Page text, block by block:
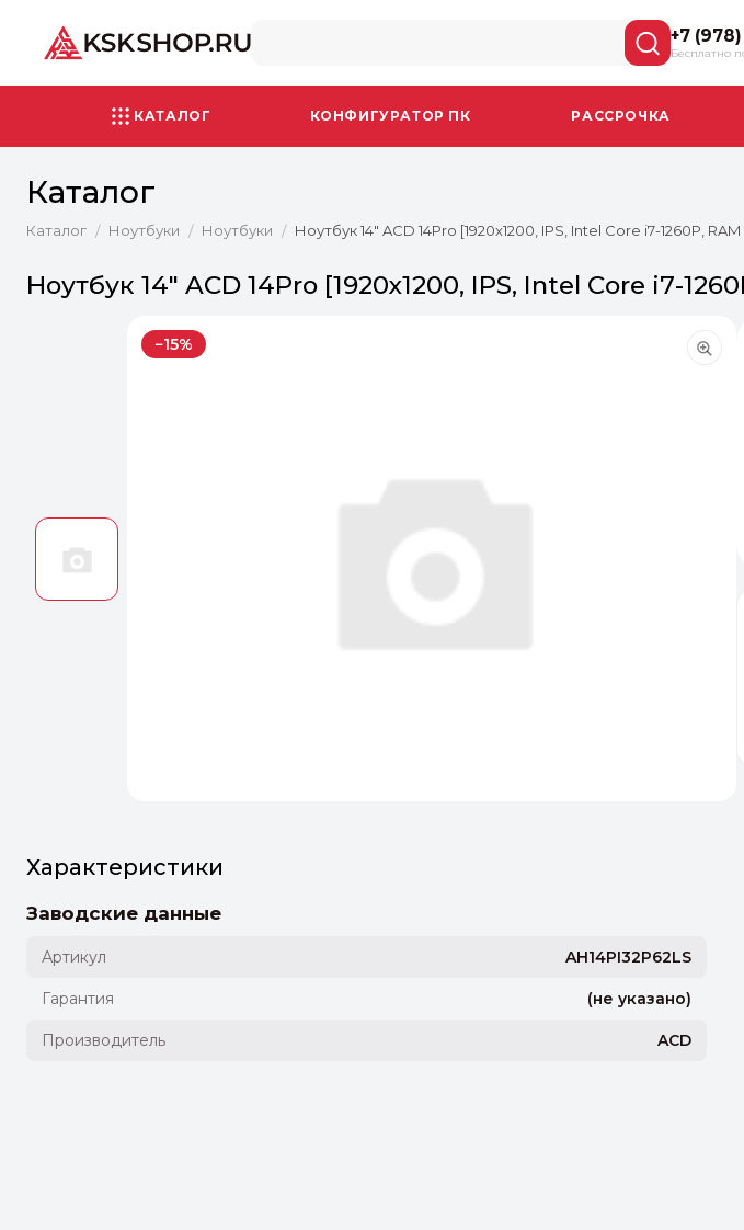
+7
Бесплатно
КАТАЛОГ КОНФИГУРАТОР ПК РАССРОЧКА
Каталог
Каталог / Ноутбуки / Ноутбуки / Ноутбук 14" ACD 14Pro [1920x1200, IPS, Intel Core i7-1260P,
Ноутбук 14" ACD 14Pro [1920x1200, IPS, Intel Core i7-
−15%
Характеристики
Заводские данные
Артикул AH14PI32P62LS
Гарантия (не указано)
Производитель ACD